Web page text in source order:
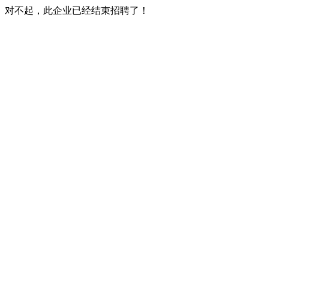
对不起，此企业已经结束招聘了！